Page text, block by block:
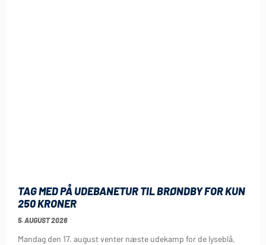
TAG MED PÅ UDEBANETUR TIL BRØNDBY FOR KUN
250 KRONER
5. AUGUST 2026
Mandag den 17. august venter næste udekamp for de lyseblå,